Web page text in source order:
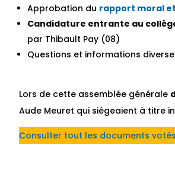
Approbation du rapport moral
Candidature entrante au
par Thibault Pay (08)
Questions et informations
Lors de cette assemblée générale
Aude Meuret qui siégeaient à titre
Consulter tout les documents votés